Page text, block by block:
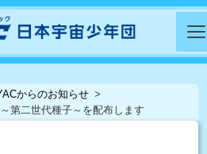
からのお知らせ
第二世代種子～を配布します